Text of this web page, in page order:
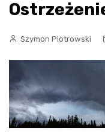
Szymon Piotrowski